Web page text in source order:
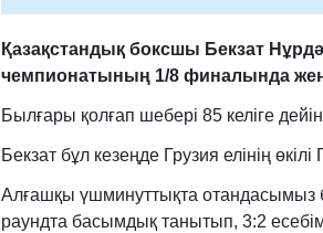
Қазақстандық боксшы Бекзат
чемпионатының 1/8 финалында
Былғары қолғап шебері 85 келіге
Бекзат бұл кезеңде Грузия елінің
Алғашқы үшминуттықта отандасымыз
раундта басымдық танытып, 3:2